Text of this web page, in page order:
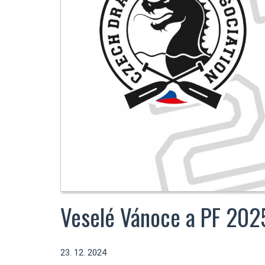
Veselé Vánoce a PF
23. 12. 2024